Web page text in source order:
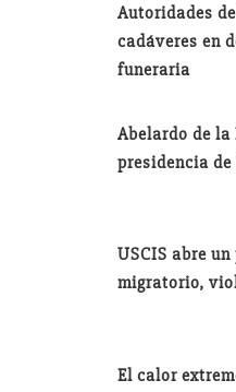
Autoridades
cadáveres en
funeraria
Abelardo de
presidencia
USCIS abre
migratorio,
El calor